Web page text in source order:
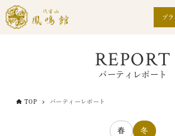
ブ
REPORT
パーティレポート
TOP パーティーレポート
春 冬